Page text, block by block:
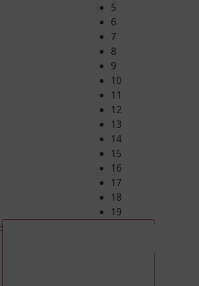
5
6
7
8
9
10
11
12
13
14
15
16
17
18
19
: